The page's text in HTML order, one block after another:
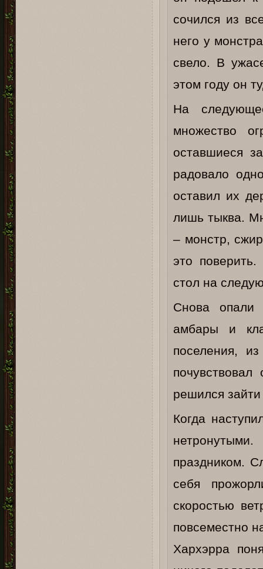
сочился из
него у
свело. В
этом году он
На
множество
оставшиеся
радовало
оставил их
лишь тыква.
– монстр,
это
стол на
Снова опали
амбары и
поселения,
решился
Когда
праздником.
себя
скоростью
повсеместно
Хархэрра